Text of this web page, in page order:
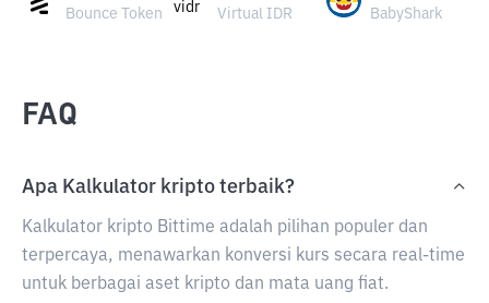
Bounce Token Virtual IDR BabyShark
FAQ
Apa Kalkulator kripto terbaik?
Kalkulator kripto Bittime adalah pilihan populer dan
terpercaya, menawarkan konversi kurs secara real-time
untuk berbagai aset kripto dan mata uang fiat.